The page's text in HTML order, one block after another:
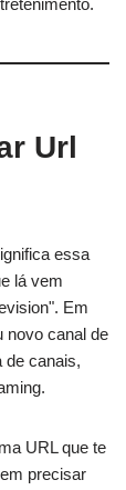
Url
essa
lá vem
Em
novo canal de
de canais,
URL que te
precisar